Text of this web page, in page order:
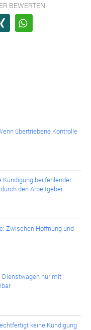
übertriebene Kontrolle
Kündigung bei fehlender
den Arbeitgeber
Zwischen Hoffnung und
Dienstwagen nur mit
keine Kündigung
BEWERTEN: